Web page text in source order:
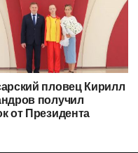
пловец Кирилл
получил
от Президента